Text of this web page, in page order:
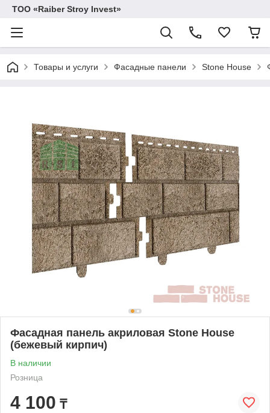
TOO «Raiber Stroy Invest»
Товары и услуги Фасадные панели Stone House
Фасадная панель акриловая Stone House
(бежевый кирпич)
В наличии
Розница
4 100 ₸